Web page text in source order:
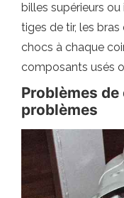
billes supérieurs
tiges de tir, les
chocs à chaque
composants usés
Problèmes
problèmes